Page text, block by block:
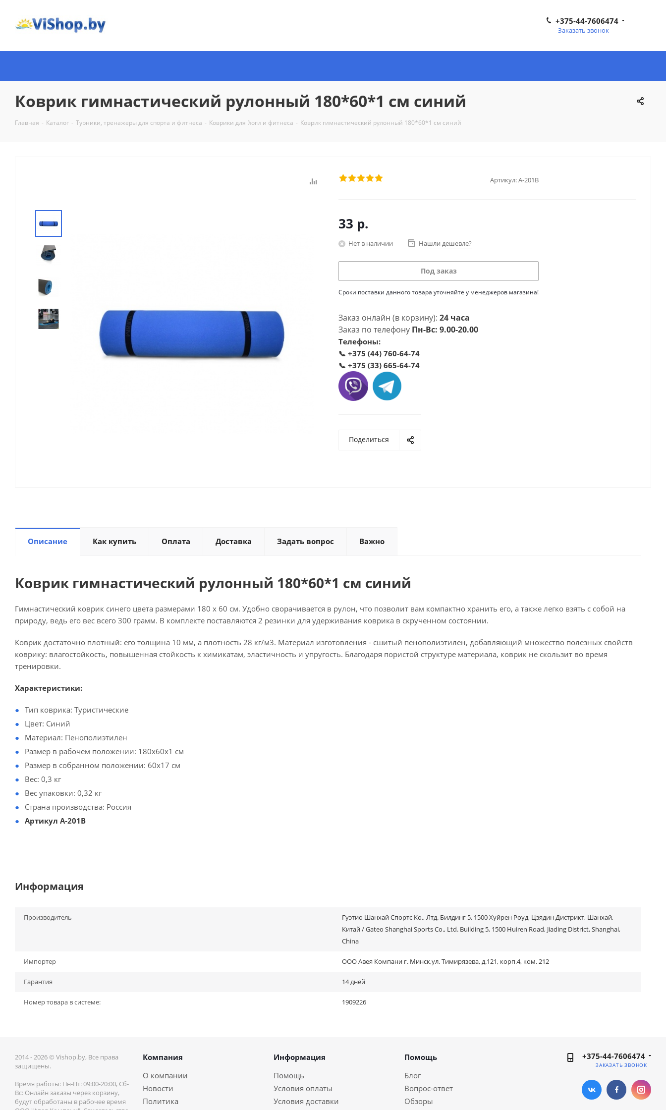
+375-44-7606474
Заказать звонок
Коврик гимнастический рулонный 180*60*1 см синий
Главная - Каталог - Турники, тренажеры для спорта и фитнеса - Коврики для йоги и фитнеса - Коврик гимнастический рулонный 180*60*1 см синий
Артикул:A-201B
33 р.
Нет в наличии Нашли дешевле?
Под заказ
Сроки поставки данного товара уточняйте у менеджеров магазина!
Заказ онлайн (в корзину): 24 часа
Заказ по телефону Пн-Вс: 9.00-20.00
Телефоны:
📞 +375 (44) 760-64-74
📞 +375 (33) 665-64-74
Поделиться
Описание Как купить Оплата Доставка Задать вопрос Важно
Коврик гимнастический рулонный 180*60*1 см синий
Гимнастический коврик синего цвета размерами 180 х 60 см. Удобно сворачивается в рулон, что позволит вам компактно хранить его, а также легко взять с собой на
природу, ведь его вес всего 300 грамм. В комплекте поставляются 2 резинки для удерживания коврика в скрученном состоянии.
Коврик достаточно плотный: его толщина 10 мм, а плотность 28 кг/м3. Материал изготовления - сшитый пенополиэтилен, добавляющий множество полезных свойств
коврику: влагостойкость, повышенная стойкость к химикатам, эластичность и упругость. Благодаря пористой структуре материала, коврик не скользит во время
тренировки.
Характеристики:
Тип коврика: Туристические
Цвет: Синий
Материал: Пенополиэтилен
Размер в рабочем положении: 180х60х1 см
Размер в собранном положении: 60х17 см
Вес: 0,3 кг
Вес упаковки: 0,32 кг
Страна производства: Россия
Артикул A-201B
Информация
Производитель
Гуэтио Шанхай Спортс Ко., Лтд. Билдинг 5, 1500 Хуйрен Роуд, Цзядин Дистрикт, Шанхай,
Китай / Gateo Shanghai Sports Co., Ltd. Building 5, 1500 Huiren Road, Jiading District, Shanghai,
China
Импортер ООО Авея Компани г. Минск,ул. Тимирязева, д.121, корп.4, ком. 212
Гарантия 14 дней
Номер товара в системе: 1909226
2014 - 2026 © Vishop.by, Все права
защищены.
Время работы: Пн-Пт: 09:00-20:00, Сб-
Вс: Онлайн заказы через корзину,
будут обработаны в рабочее время
Компания
О компании
Новости
Политика
Информация
Помощь
Условия оплаты
Условия доставки
Помощь
Блог
Вопрос-ответ
Обзоры
+375-44-7606474
ЗАКАЗАТЬ ЗВОНОК